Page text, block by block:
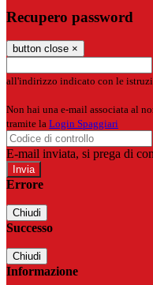
Recupero password
button close ×
all'indirizzo indicato con le
Non hai una e-mail associata al
tramite la Login Spaggiari
E-mail inviata, si prega di
Errore
Chiudi
Successo
Chiudi
Informazione